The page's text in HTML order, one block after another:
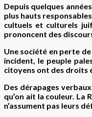
Depuis quelques
plus hauts
cultuels et culturels
prononcent des
Une société en perte
incident, le peuple
citoyens ont des droits
Des dérapages
qu’on ait la couleur. La
n’assument pas leurs